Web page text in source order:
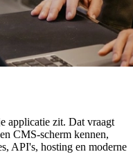
applicatie zit. Dat vraagt
CMS-scherm kennen,
API's, hosting en moderne